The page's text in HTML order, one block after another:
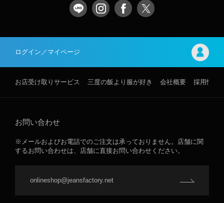
ログイン／マイページ
お店受け取りサービス 三度の飯より服が好き 会社概要 採用情報
お問い合わせ
※メールおよびお電話でのご注文は承っておりません。店舗に関
するお問い合わせは、店舗に直接お問い合わせください。
onlineshop@jeansfactory.net